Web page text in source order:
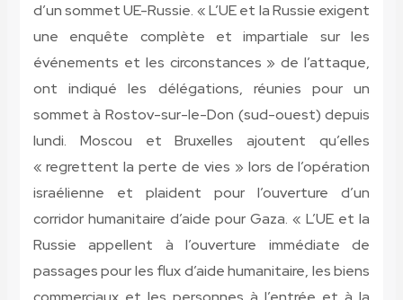
d’un sommet UE-Russie. « L’UE et la Russie exigent
une enquête complète et impartiale sur les
événements et les circonstances » de l’attaque,
ont indiqué les délégations, réunies pour un
sommet à Rostov-sur-le-Don (sud-ouest) depuis
lundi. Moscou et Bruxelles ajoutent qu’elles
« regrettent la perte de vies » lors de l’opération
israélienne et plaident pour l’ouverture d’un
corridor humanitaire d’aide pour Gaza. « L’UE et la
Russie appellent à l’ouverture immédiate de
passages pour les flux d’aide humanitaire, les biens